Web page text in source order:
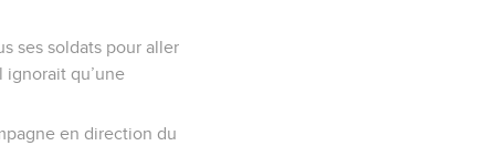
ses soldats pour aller
qu’une
en direction du